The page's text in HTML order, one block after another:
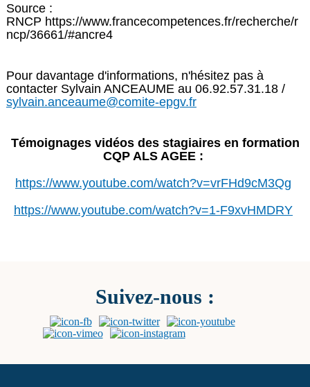
Source :
RNCP https://www.francecompetences.fr/recherche/r
ncp/36661/#ancre4
Pour davantage d'informations, n'hésitez pas à
contacter Sylvain ANCEAUME au 06.92.57.31.18 /
sylvain.anceaume@comite-epgv.fr
Témoignages vidéos des stagiaires en formation
CQP ALS AGEE :
https://www.youtube.com/watch?v=vrFHd9cM3Qg
https://www.youtube.com/watch?v=1-F9xvHMDRY
Suivez-nous :